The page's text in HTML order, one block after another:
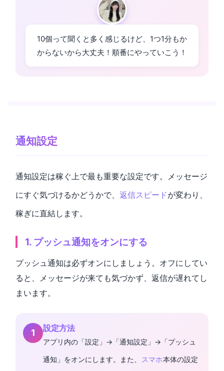
10個って聞くと多く感じるけど、1つ1分もか
からないから大丈夫！順番にやっていこう！
通知設定
通知設定は稼ぐ上で最も重要な設定です。メッセージ
にすぐ気づけるかどうかで、 返信スピードが変わり、
稼ぎに直結します。
1. プッシュ通知をオンにする
プッシュ通知は必ずオンにしましょう。オフにしてい
ると、メッセージが来ても気づかず、返信が遅れてし
まいます。
設定方法
アプリ内の「設定」→「通知設定」→「プッシュ
通知」をオンにします。また、 スマホ本体の設定